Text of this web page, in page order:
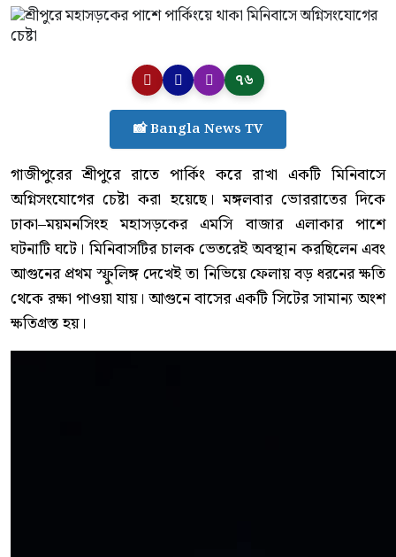
৭৬
📸 Bangla News TV
গাজীপুরের শ্রীপুরে রাতে পার্কিং করে রাখা একটি মিনিবাসে
অগ্নিসংযোগের চেষ্টা করা হয়েছে। মঙ্গলবার ভোররাতের দিকে
ঢাকা–ময়মনসিংহ মহাসড়কের এমসি বাজার এলাকার পাশে
ঘটনাটি ঘটে। মিনিবাসটির চালক ভেতরেই অবস্থান করছিলেন এবং
আগুনের প্রথম স্ফুলিঙ্গ দেখেই তা নিভিয়ে ফেলায় বড় ধরনের ক্ষতি
থেকে রক্ষা পাওয়া যায়। আগুনে বাসের একটি সিটের সামান্য অংশ
ক্ষতিগ্রস্ত হয়।